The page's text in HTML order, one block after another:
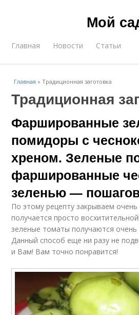
Мой
Главная Новости Статьи
Главная »Традиционная заготовка
Традиционная
Фаршированные
помидоры с
хреном. Зеленые
фаршированные
зеленью —
По этому рецепту закрываем очень
получается просто
зеленые томаты получаются очень
Данный способ еще ни разу не
и Вам! Вам точно понравится!